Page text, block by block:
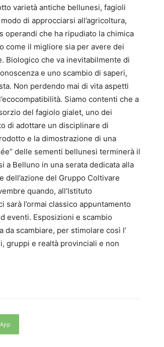
varietà antiche bellunesi, fagioli
di approcciarsi all’agricoltura,
operandi che ha ripudiato la chimica
come il migliore sia per avere dei
Biologico che va inevitabilmente di
e uno scambio di saperi,
Non perdendo mai di vita aspetti
Siamo contenti che a
del fagiolo gialet, uno dei
di adottare un disciplinare di
e la dimostrazione di una
delle sementi bellunesi terminerà il
a Belluno in una serata dedicata alla
dell’azione del Gruppo Coltivare
quando, all’Istituto
sarà l’ormai classico appuntamento
eventi. Esposizioni e scambio
scambiare, per stimolare così l’
gruppi e realtà provinciali e non